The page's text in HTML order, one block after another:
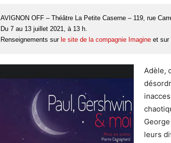
AVIGNON OFF – Théâtre La Petite Caserne – 119, rue
Du 7 au 13 juillet 2021, à 13 h.
Renseignements sur le site de la compagnie Imagine et sur
Adèle,
leurs